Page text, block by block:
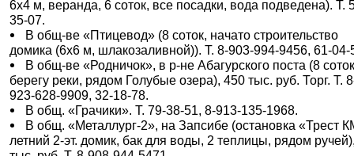
6х4 м, веранда, 6 соток, все посадки, вода подведена). Т.
35-07.
В общ-ве «Птицевод» (8 соток, начато строительство
домика (6х6 м, шлакозаливной)). Т. 8-903-994-9456, 61-04-
В общ-ве «Родничок», в р-не Абагурского поста (8
берегу реки, рядом Голубые озера), 450 тыс. руб. Торг. Т.
923-628-9909, 32-18-78.
В общ. «Грачики». Т. 79-38-51, 8-913-135-1968.
В общ. «Металлург-2», на Запсибе (остановка «Трест
летний 2-эт. домик, бак для воды, 2 теплицы, рядом